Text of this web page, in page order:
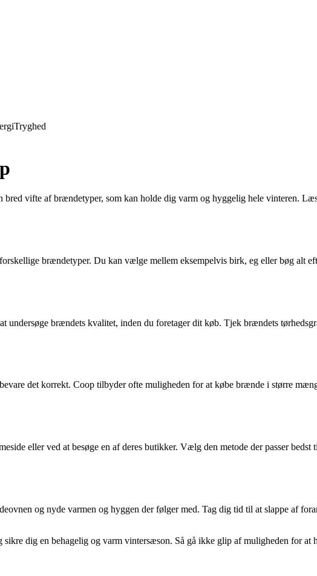
Tryghed
vifte af brændetyper, som kan holde dig varm og hyggelig hele vinteren.
brændetyper. Du kan vælge mellem eksempelvis birk, eg eller bøg alt
undersøge brændets kvalitet, inden du foretager dit køb. Tjek brændets
det korrekt. Coop tilbyder ofte muligheden for at købe brænde i større
eller ved at besøge en af deres butikker. Vælg den metode der passer
og nyde varmen og hyggen der følger med. Tag dig tid til at slappe af
dig en behagelig og varm vintersæson. Så gå ikke glip af muligheden for at